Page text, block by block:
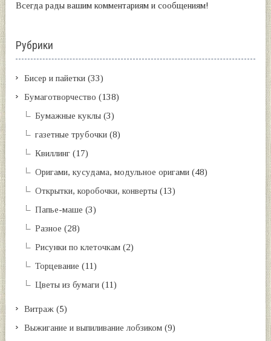
Всегда рады вашим комментариям и сообщениям!
Рубрики
Бисер и пайетки (33)
Бумаготворчество (138)
Бумажные куклы (3)
газетные трубочки (8)
Квиллинг (17)
Оригами, кусудама, модульное оригами (48)
Открытки, коробочки, конверты (13)
Папье-маше (3)
Разное (28)
Рисунки по клеточкам (2)
Торцевание (11)
Цветы из бумаги (11)
Витраж (5)
Выжигание и выпиливание лобзиком (9)